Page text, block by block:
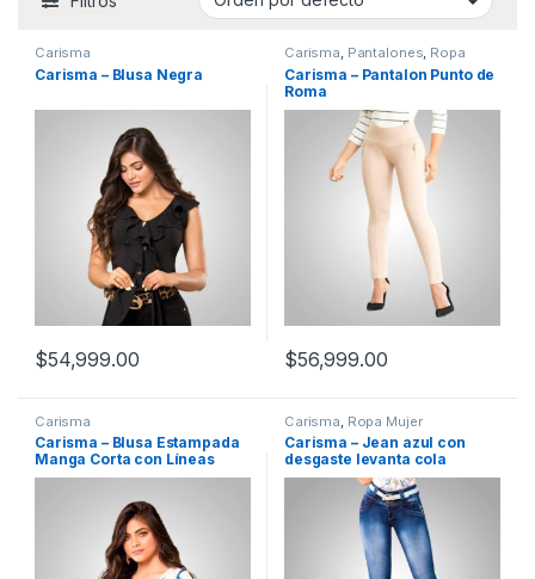
Carisma
Carisma – Blusa Negra
$54,999.00
Carisma Pantalones Ropa
Mujer
Carisma – Pantalon Punto de
Roma
$56,999.00
Carisma
Carisma – Blusa Estampada
Manga Corta con Líneas
Carisma Ropa Mujer
Carisma – Jean azul con
desgaste levanta cola